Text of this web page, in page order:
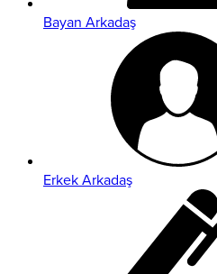
Bayan Arkadaş
Erkek Arkadaş